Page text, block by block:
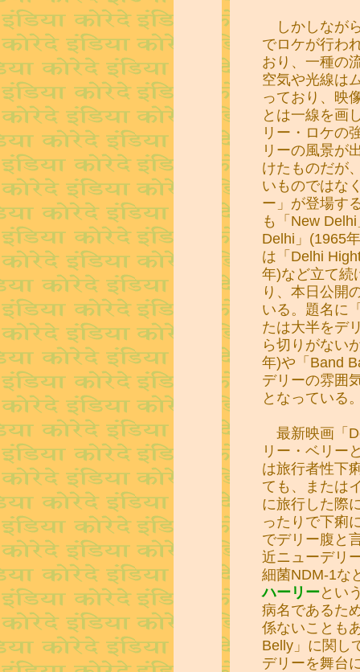
しかしなが
でロケが行わ
おり、一種の
空気や光線は
っており、映
とは一線を画
リー・ロケの
リーの風景が
けたものだが
いものではな
ー」が登場す
も「New
Delhi」(1965
は「Delhi
年)など立て続
り、本日公開
いる。題名に
たは大半をデ
ら切りがない
年)や「Band
デリーの雰囲
となっている
最新映画「
リー・ベリー
は旅行者性下
ても、または
に旅行した際
ったりで下痢
でデリー腹と
近ニューデリ
細菌NDM-1な
ハーリーとい
病名であるた
係ないことも
Belly」に関し
デリーを舞台